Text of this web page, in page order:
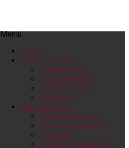
Meniu
Home
Cultură creștină
Pateric Atonit
Istoria Bisericii
Cenaclu creștin
Artă sacră
Noi și Biserica
Rânduieli liturgice
Predici și cateheze
Pelerinaje
Ortodox în diaspora